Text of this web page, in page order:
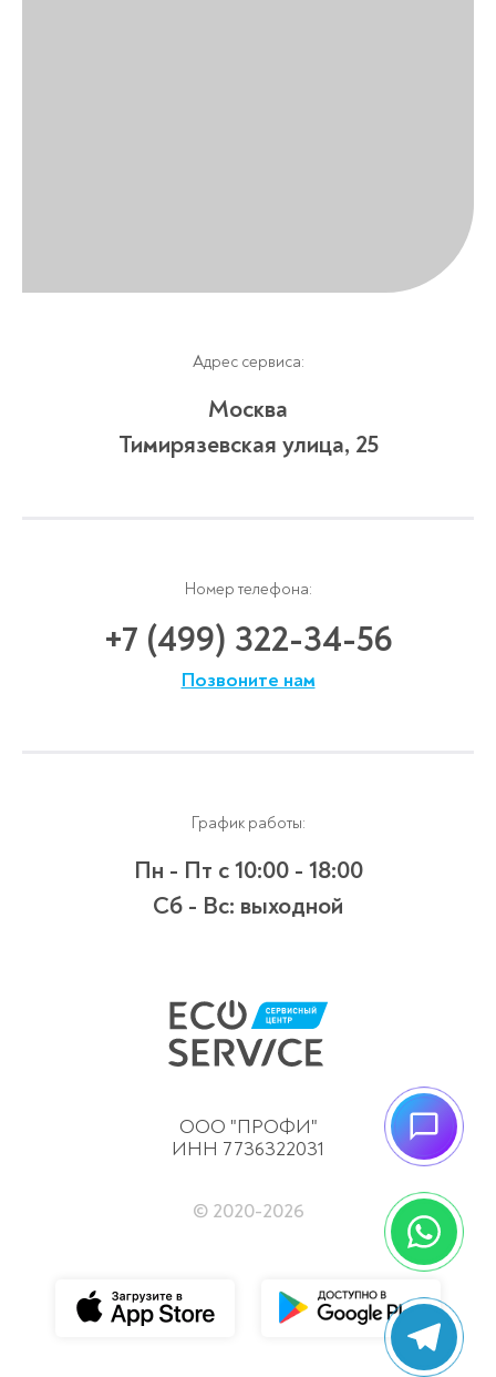
Адрес сервиса:
Москва
Тимирязевская улица, 25
Номер телефона:
+7 (499) 322-34-56
Позвоните нам
График работы:
Пн - Пт с 10:00 - 18:00
Сб - Вс: выходной
ООО "ПРОФИ"
ИНН 7736322031
© 2020-2026